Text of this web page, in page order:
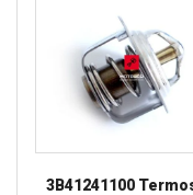
3B41241100